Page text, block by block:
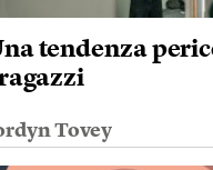
tendenza
Tovey